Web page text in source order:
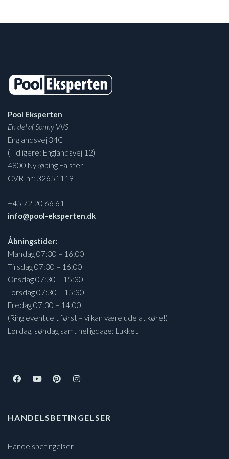
Pool Eksperten
En del af Sonny VVS
Englandsvej 34C
(Tidligere: Englandsvej 12)
4800 Nykøbing Falster
CVR-nr: 32651119
+45 72 20 66 61
info@pool-eksperten.dk
Åbningstider:
Mandag 07:30 – 16:00
Tirsdag 07:30 – 16:00
Onsdag 07:30 – 15:30
Torsdag 07:30 – 15:30
Fredag 07:30 – 14:00.
(Ring eventuelt først – vi kan være ude at køre!)
Lørdag, søndag samt helligdage: Lukket
HANDELSBETINGELSER
Handelsbetingelser